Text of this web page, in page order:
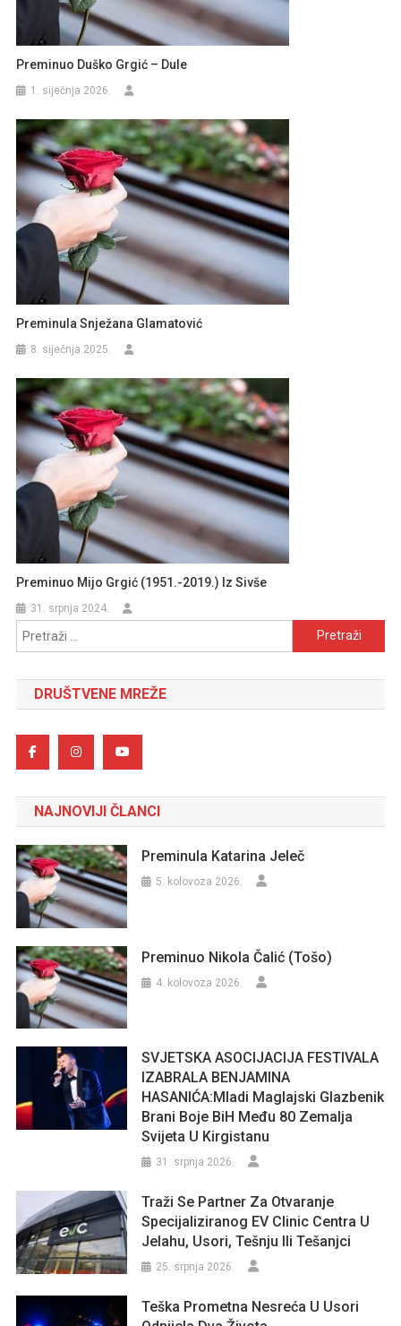
Preminuo Duško Grgić – Dule
1. siječnja 2026.
Preminula Snježana Glamatović
8. siječnja 2025.
Preminuo Mijo Grgić (1951.-2019.) Iz Sivše
31. srpnja 2024.
Pretraži:
DRUŠTVENE MREŽE
NAJNOVIJI ČLANCI
Preminula Katarina Jeleč
5. kolovoza 2026.
Preminuo Nikola Čalić (Tošo)
4. kolovoza 2026.
SVJETSKA ASOCIJACIJA FESTIVALA
IZABRALA BENJAMINA
HASANIĆA:Mladi Maglajski Glazbenik
Brani Boje BiH Među 80 Zemalja
Svijeta U Kirgistanu
31. srpnja 2026.
Traži Se Partner Za Otvaranje
Specijaliziranog EV Clinic Centra U
Jelahu, Usori, Tešnju Ili Tešanjci
25. srpnja 2026.
Teška Prometna Nesreća U Usori